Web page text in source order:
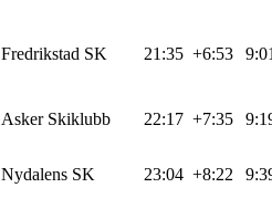
Fredrikstad SK 21:35 +6:53
Asker Skiklubb 22:17 +7:35
Nydalens SK 23:04 +8:22